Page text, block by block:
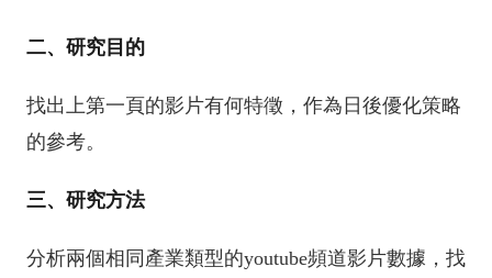
二、研究目的
找出上第一頁的影片有何特徵，作為日後優化策略
的參考。
三、研究方法
分析兩個相同產業類型的youtube頻道影片數據，找